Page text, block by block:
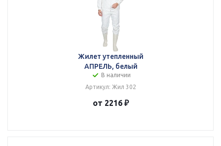
Жилет утепленный
АПРЕЛЬ, белый
В наличии
Артикул: Жил 302
от 2216 ₽